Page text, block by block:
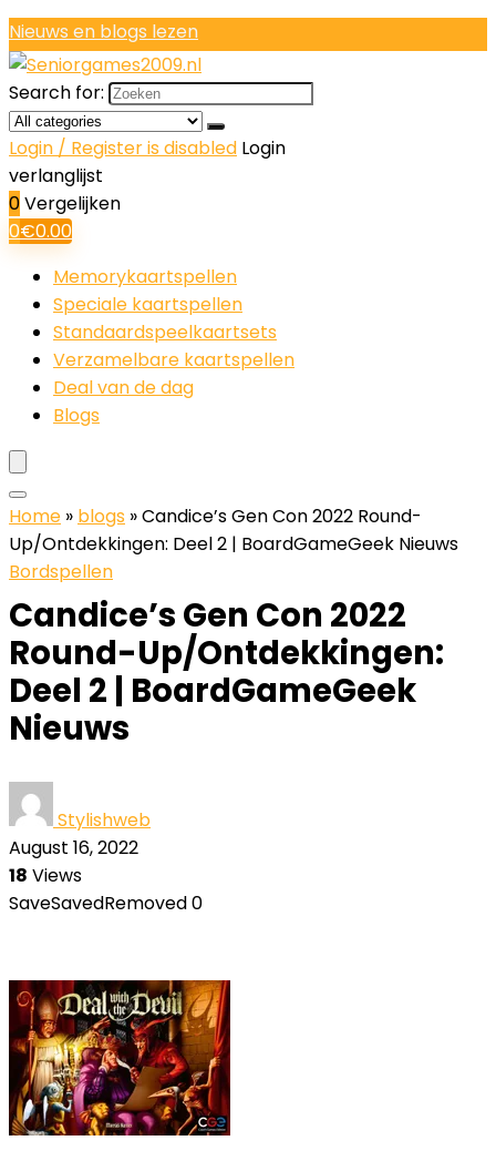
Nieuws en blogs lezen
Search for:
Login / Register is disabled Login
verlanglijst
0Vergelijken
0€0.00
Memorykaartspellen
Speciale kaartspellen
Standaardspeelkaartsets
Verzamelbare kaartspellen
Deal van de dag
Blogs
Home » blogs »Candice’s Gen Con 2022 Round-
Up/Ontdekkingen: Deel 2 | BoardGameGeek Nieuws
Bordspellen
Candice’s Gen Con 2022
Round-Up/Ontdekkingen:
Deel 2 | BoardGameGeek
Nieuws
Stylishweb
August 16, 2022
18 Views
SaveSavedRemoved0